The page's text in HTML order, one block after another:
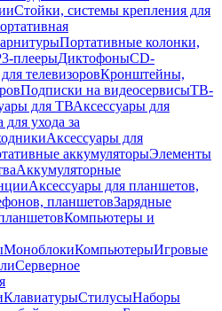
Стойки, системы крепления для
Портативные колонки,
плеерыДиктофоныCD-
телевизоровКронштейны,
Подписки на видеосервисыТВ-
для ТВАксессуары для
для ухода за
Аксессуары для
аккумуляторыЭлементы
Аккумуляторные
Аксессуары для планшетов,
планшетовЗарядные
Компьютеры и
МоноблокиКомпьютерыИгровые
Серверное
КлавиатурыСтилусыНаборы